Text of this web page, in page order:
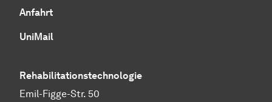
Anfahrt
UniMail
Rehabilitationstechnologie
Emil-Figge-Str. 50